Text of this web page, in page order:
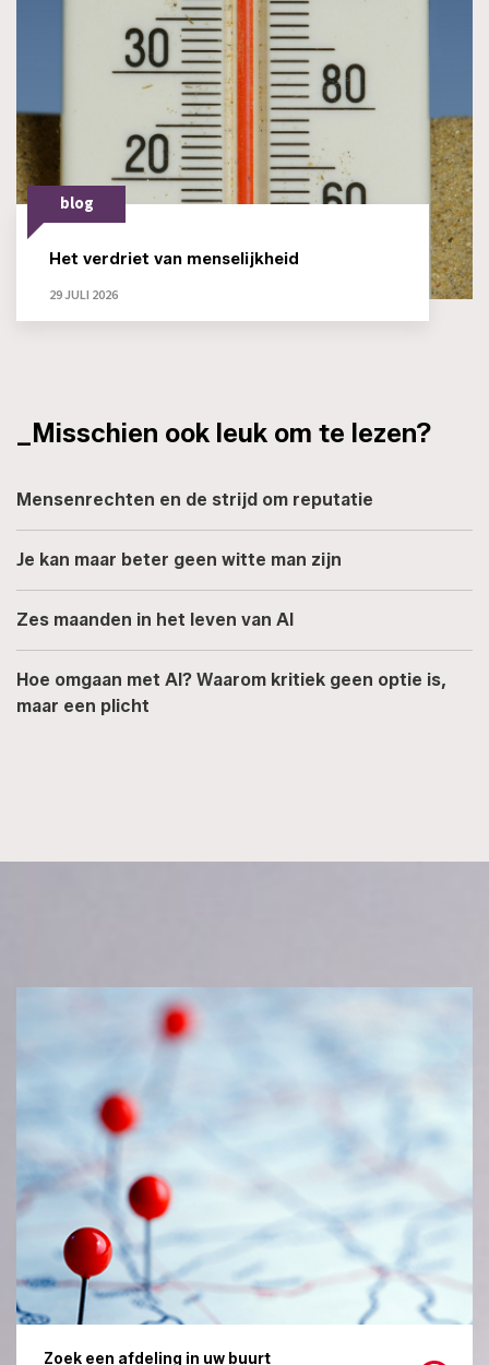
blog
Het verdriet van menselijkheid
29 JULI 2026
_Misschien ook leuk om te lezen?
Mensenrechten en de strijd om reputatie
Je kan maar beter geen witte man zijn
Zes maanden in het leven van AI
Hoe omgaan met AI? Waarom kritiek geen optie is,
maar een plicht
Zoek een afdeling in uw buurt